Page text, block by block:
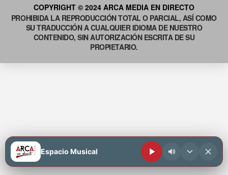
COPYRIGHT © 2024 ARCA MEDIA EN DIRECTO
PROHIBIDA LA REPRODUCCIÓN TOTAL O PARCIAL, ASÍ COMO
SU TRADUCCIÓN A CUALQUIER IDIOMA DE NUESTRO
CONTENIDO, SIN AUTORIZACIÓN ESCRITA DE SU
PROPIETARIO.
Espacio Musical